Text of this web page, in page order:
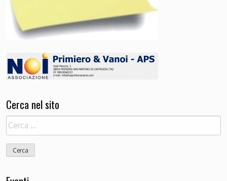
Cerca nel sito
Ricerca
per: